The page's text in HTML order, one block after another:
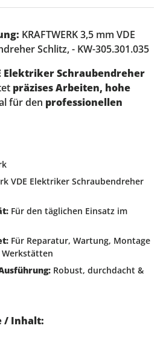
KRAFTWERK 3,5 mm VDE
Schlitz, - KW-305.301.035
Elektriker Schraubendreher
präzises Arbeiten, hohe
für den professionellen
VDE Elektriker Schraubendreher
Für den täglichen Einsatz im
Für Reparatur, Wartung, Montage
Robust, durchdacht &
/ Inhalt: